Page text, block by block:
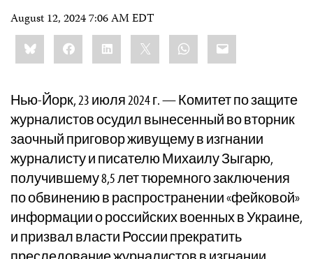
August 12, 2024 7:06 AM EDT
Share
this:BlueskyFacebookLinkedIn WhatsApp
Email
Нью-Йорк, 23 июля 2024 г. — Комитет по защите
журналистов осудил вынесенный во вторник
заочный приговор живущему в изгнании
журналисту и писателю Михаилу Зыгарю,
получившему 8,5 лет тюремного заключения
по обвинению в распространении «фейковой»
информации о российских военных в Украине,
и призвал власти России прекратить